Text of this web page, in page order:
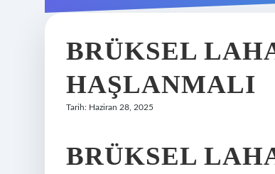
BRÜKSEL
HAŞLANMALI
Tarih: Haziran 28, 2025
BRÜKSEL